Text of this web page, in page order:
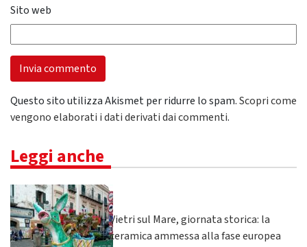
Sito web
Questo sito utilizza Akismet per ridurre lo spam.Scopri come
vengono elaborati i dati derivati dai commenti.
Leggi anche
Vietri sul Mare, giornata storica: la
ceramica ammessa alla fase europea